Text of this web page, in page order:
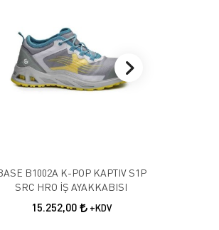
B1002A K-POP KAPTIV S1P
SRC HRO İŞ AYAKKABISI
15.252,00 +KDV